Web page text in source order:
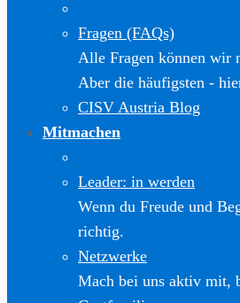
Fragen (FAQs)
Alle Fragen können wir
Aber die häufigsten -
CISV Austria Blog
Mitmachen
Leader: in werden
Wenn du Freude und
richtig.
Netzwerke
Mach bei uns aktiv mit,